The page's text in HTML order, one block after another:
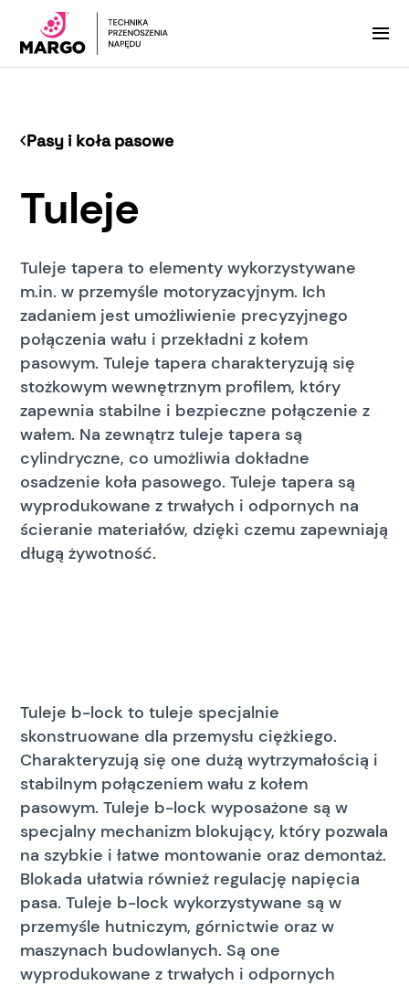
Pasy i koła pasowe
Tuleje
Tuleje tapera to elementy wykorzystywane
m.in. w przemyśle motoryzacyjnym. Ich
zadaniem jest umożliwienie precyzyjnego
połączenia wału i przekładni z kołem
pasowym. Tuleje tapera charakteryzują się
stożkowym wewnętrznym profilem, który
zapewnia stabilne i bezpieczne połączenie z
wałem. Na zewnątrz tuleje tapera są
cylindryczne, co umożliwia dokładne
osadzenie koła pasowego. Tuleje tapera są
wyprodukowane z trwałych i odpornych na
ścieranie materiałów, dzięki czemu zapewniają
długą żywotność.
Tuleje b-lock to tuleje specjalnie
skonstruowane dla przemysłu ciężkiego.
Charakteryzują się one dużą wytrzymałością i
stabilnym połączeniem wału z kołem
pasowym. Tuleje b-lock wyposażone są w
specjalny mechanizm blokujący, który pozwala
na szybkie i łatwe montowanie oraz demontaż.
Blokada ułatwia również regulację napięcia
pasa. Tuleje b-lock wykorzystywane są w
przemyśle hutniczym, górnictwie oraz w
maszynach budowlanych. Są one
wyprodukowane z trwałych i odpornych